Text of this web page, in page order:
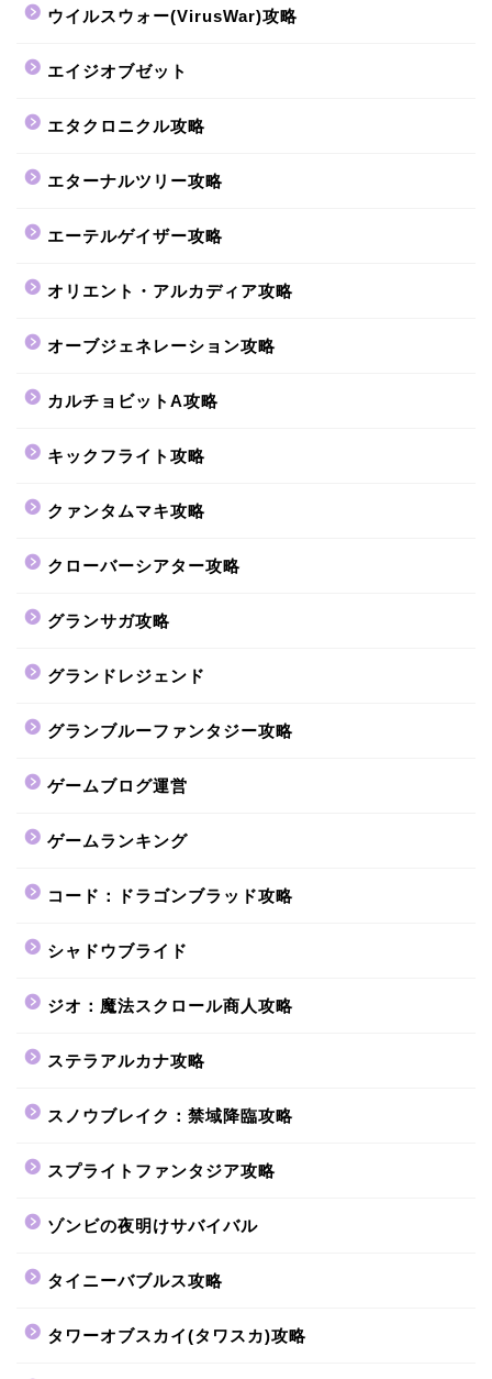
ウイルスウォー(VirusWar)攻略
エイジオブゼット
エタクロニクル攻略
エターナルツリー攻略
エーテルゲイザー攻略
オリエント・アルカディア攻略
オーブジェネレーション攻略
カルチョビットA攻略
キックフライト攻略
クァンタムマキ攻略
クローバーシアター攻略
グランサガ攻略
グランドレジェンド
グランブルーファンタジー攻略
ゲームブログ運営
ゲームランキング
コード：ドラゴンブラッド攻略
シャドウブライド
ジオ：魔法スクロール商人攻略
ステラアルカナ攻略
スノウブレイク：禁域降臨攻略
スプライトファンタジア攻略
ゾンビの夜明けサバイバル
タイニーバブルス攻略
タワーオブスカイ(タワスカ)攻略